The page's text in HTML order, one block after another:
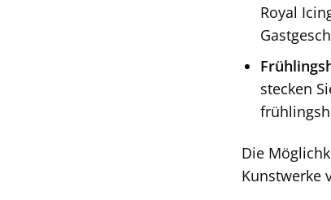
Royal
stecken
Die
Kunstwerke